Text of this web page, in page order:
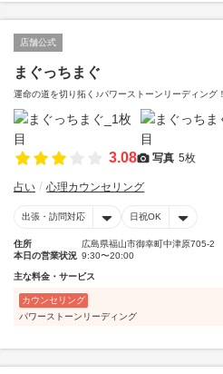
店舗公式
まぐっちまぐ
運命の道を切り拓く♪パワーストーンリーディング
3.08 写真 5枚
占い 心理カウンセリング
出張・訪問対応 日祝OK
住所
広島県福山市御幸町中津原705-2
本日の営業状況 9:30〜20:00
主な料金・サービス
カウンセリング
パワーストーンリーディング